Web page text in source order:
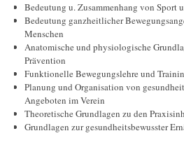
Bedeutung u. Zusammenhang von Sport
Bedeutung ganzheitlicher
Menschen
Anatomische und physiologische
Prävention
Funktionelle Bewegungslehre und
Planung und Organisation von
Angeboten im Verein
Theoretische Grundlagen zu den
Grundlagen zur gesundheitsbewusster